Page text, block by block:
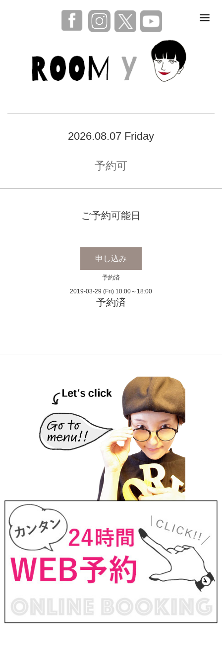
2026.08.07 Friday
予約可
ご予約可能日
申し込み
予約済
2019-03-29 (Fri) 10:00～18:00
予約済